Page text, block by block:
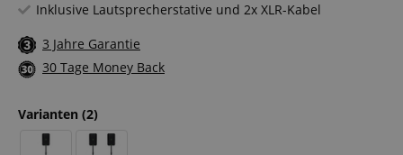
Inklusive Lautsprecherstative und 2x XLR-Kabel
3 Jahre Garantie
30 Tage Money Back
Varianten (2)